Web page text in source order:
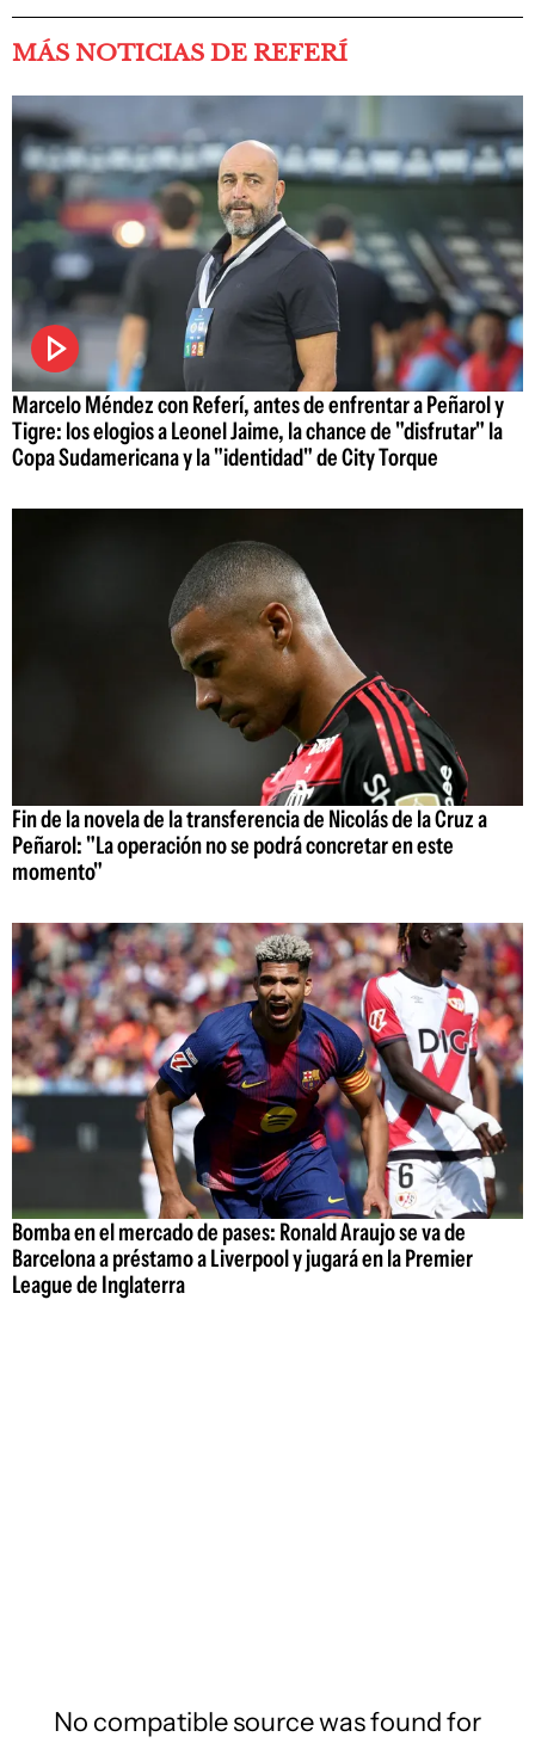
MÁS NOTICIAS DE REFERÍ
Marcelo Méndez con Referí, antes de enfrentar a Peñarol y
Tigre: los elogios a Leonel Jaime, la chance de "disfrutar" la
Copa Sudamericana y la "identidad" de City Torque
Fin de la novela de la transferencia de Nicolás de la Cruz a
Peñarol: "La operación no se podrá concretar en este
momento"
Bomba en el mercado de pases: Ronald Araujo se va de
Barcelona a préstamo a Liverpool y jugará en la Premier
League de Inglaterra
No compatible source was found for